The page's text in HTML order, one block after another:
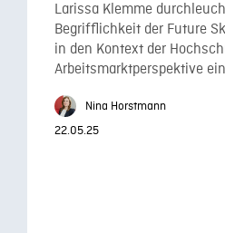
Larissa Klemme
Begrifflichkeit der Future
in den Kontext der
Arbeitsmarktperspektive
Nina Horstmann
22.05.25